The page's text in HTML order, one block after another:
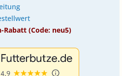
(Code: neu5)